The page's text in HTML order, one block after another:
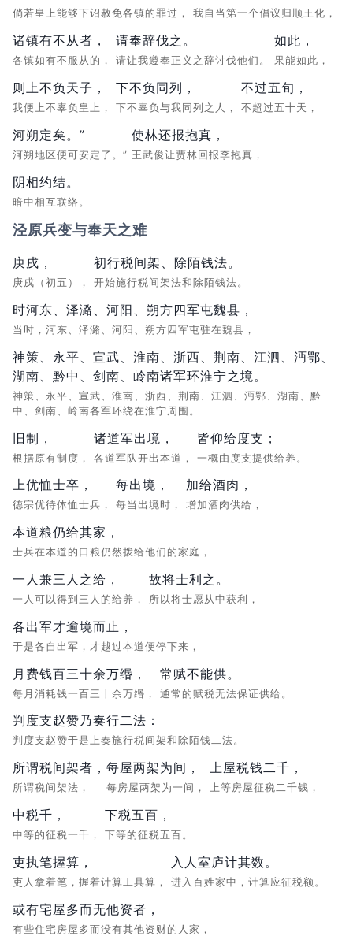
倘若皇上能够下诏赦免各镇的罪过， 我自当第一个倡议归顺王化，
诸镇有不从者，
各镇如有不服从的，
请奉辞伐之。
请让我遵奉正义之辞讨伐他们。
如此，
果能如此，
则上不负天子，
我便上不辜负皇上，
下不负同列，
下不辜负与我同列之人，
不过五旬，
不超过五十天，
河朔定矣。”
河朔地区便可安定了。”
使林还报抱真，
王武俊让贾林回报李抱真，
阴相约结。
暗中相互联络。
泾原兵变与奉天之难
庚戌，
庚戌（初五），
初行税间架、除陌钱法。
开始施行税间架法和除陌钱法。
时河东、泽潞、河阳、朔方四军屯魏县，
当时，河东、泽潞、河阳、朔方四军屯驻在魏县，
神策、永平、宣武、淮南、浙西、荆南、江泗、沔鄂、
湖南、黔中、剑南、岭南诸军环淮宁之境。
神策、永平、宣武、淮南、浙西、荆南、江泗、沔鄂、湖南、黔
中、剑南、岭南各军环绕在淮宁周围。
旧制，
根据原有制度，
诸道军出境，
各道军队开出本道，
皆仰给度支；
一概由度支提供给养。
上优恤士卒，
德宗优待体恤士兵，
每出境，
每当出境时，
加给酒肉，
增加酒肉供给，
本道粮仍给其家，
士兵在本道的口粮仍然拨给他们的家庭，
一人兼三人之给，
一人可以得到三人的给养，
故将士利之。
所以将士愿从中获利，
各出军才逾境而止，
于是各自出军，才越过本道便停下来，
月费钱百三十余万缗，
每月消耗钱一百三十余万缗，
常赋不能供。
通常的赋税无法保证供给。
判度支赵赞乃奏行二法：
判度支赵赞于是上奏施行税间架和除陌钱二法。
所谓税间架者，
所谓税间架法，
每屋两架为间，
每房屋两架为一间，
上屋税钱二千，
上等房屋征税二千钱，
中税千，
中等的征税一千，
下税五百，
下等的征税五百。
吏执笔握算，
吏人拿着笔，握着计算工具算，
入人室庐计其数。
进入百姓家中，计算应征税额。
或有宅屋多而无他资者，
有些住宅房屋多而没有其他资财的人家，